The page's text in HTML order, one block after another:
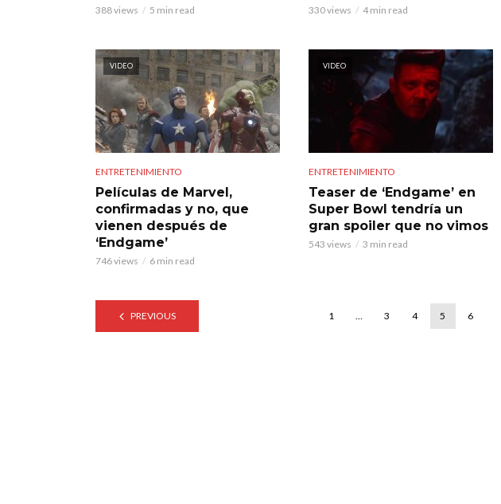
388 views 5 min read 330 views 4 min read
VIDEO
ENTRETENIMIENTO
Películas de Marvel,
confirmadas y no, que
vienen después de
‘Endgame’
746 views 6 min read
VIDEO
ENTRETENIMIENTO
Teaser de ‘Endgame’ en
Super Bowl tendría un
gran spoiler que no vimos
543 views 3 min read
PREVIOUS 1 … 3 4 5 6